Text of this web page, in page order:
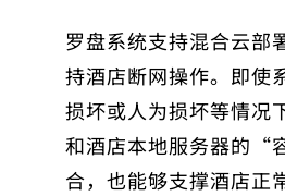
罗盘系统支持混合云部
持酒店断网操作。即使
损坏或人为损坏等情况
和酒店本地服务器的“
合，也能够支撑酒店正